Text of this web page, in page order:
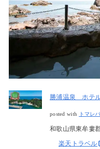
勝浦温泉 ホテ
posted with トマレバ
和歌山県東牟婁
楽天トラベル